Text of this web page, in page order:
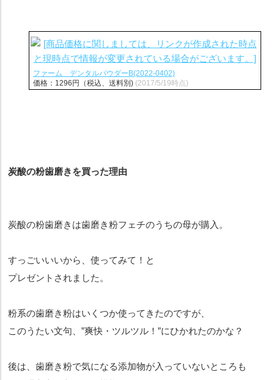
ファーム デンタルパウダーB(2022-0402)
価格：1296円（税込、送料別) (2017/5/19時点)
炭酸の粉歯磨きを買った理由
炭酸の粉歯磨きは歯磨き粉フェチのうちの母が購入。
すっごいいいから、使ってみて！と
プレゼントされました。
粉系の歯磨き粉はいくつか使ってきたのですが、
このうたい文句、”爽快・ツルツル！”にひかれたのかな？
後は、歯磨き粉で気になる添加物が入っていないところも